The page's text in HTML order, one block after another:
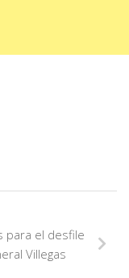
para el desfile
Villegas